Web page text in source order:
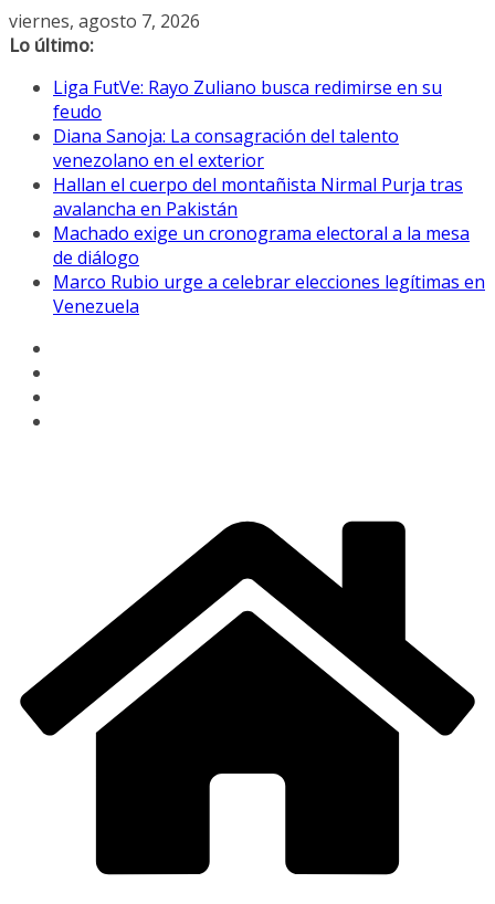
Saltar
al
viernes, agosto 7, 2026
Lo último:
Liga FutVe: Rayo Zuliano busca redimirse en su
feudo
Diana Sanoja: La consagración del talento
venezolano en el exterior
Hallan el cuerpo del montañista Nirmal Purja tras
avalancha en Pakistán
Machado exige un cronograma electoral a la mesa
de diálogo
Marco Rubio urge a celebrar elecciones legítimas en
Venezuela